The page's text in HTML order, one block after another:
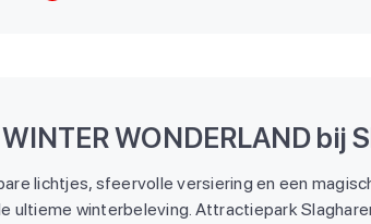
WINTER WONDERLAND bij
lichtjes, sfeervolle versiering en een
ultieme winterbeleving. Attractiepark